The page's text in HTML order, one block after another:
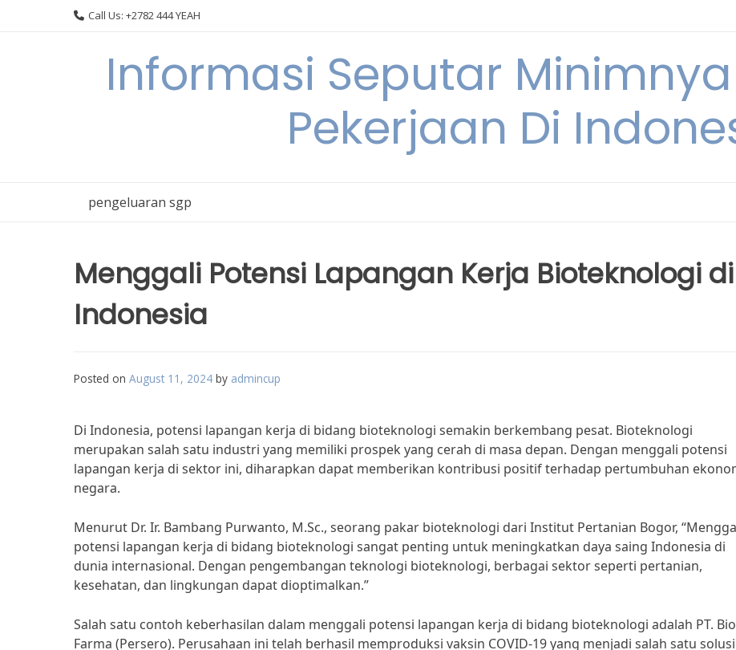
Call Us: +2782 444 YEAH
Informasi Seputar
Pekerjaan Di
pengeluaran sgp
Menggali Potensi Lapangan Kerja Bioteknologi di
Indonesia
Posted on August 11, 2024 by admincup
Di Indonesia, potensi lapangan kerja di bidang bioteknologi semakin berkembang pesat. Bioteknologi
merupakan salah satu industri yang memiliki prospek yang cerah di masa depan. Dengan menggali potensi
lapangan kerja di sektor ini, diharapkan dapat memberikan kontribusi positif terhadap pertumbuhan
negara.
Menurut Dr. Ir. Bambang Purwanto, M.Sc., seorang pakar bioteknologi dari Institut Pertanian Bogor,
potensi lapangan kerja di bidang bioteknologi sangat penting untuk meningkatkan daya saing Indonesia di
dunia internasional. Dengan pengembangan teknologi bioteknologi, berbagai sektor seperti pertanian,
kesehatan, dan lingkungan dapat dioptimalkan.”
Salah satu contoh keberhasilan dalam menggali potensi lapangan kerja di bidang bioteknologi adalah PT. Bio
Farma (Persero). Perusahaan ini telah berhasil memproduksi vaksin COVID-19 yang menjadi salah satu solusi